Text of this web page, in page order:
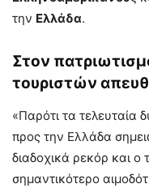
την Ελλάδα.
Στον
τουριστών
«Παρότι τα τελευταία
προς την Ελλάδα
διαδοχικά ρεκόρ και ο
σημαντικότερο